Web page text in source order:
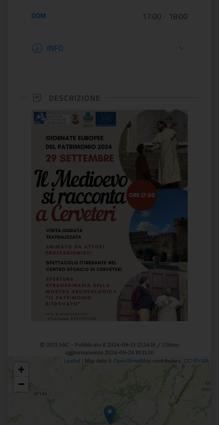
DOM 17:00 18:00
Informazioni apertura
INFO
DESCRIZIONE
© 2021 MiC - Pubblicato il 2024-09-21 12:24:16 / Ultimo
aggiornamento 2024-09-24 10:11:20
Posizione
+
−
Leaflet | Map data © OpenStreetMapcontributors, CC-BY-SA